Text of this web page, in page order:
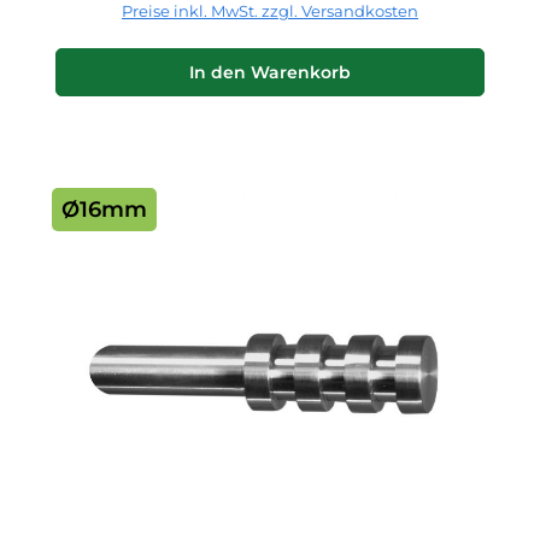
Preise inkl. MwSt. zzgl. Versandkosten
In den Warenkorb
Ø16mm